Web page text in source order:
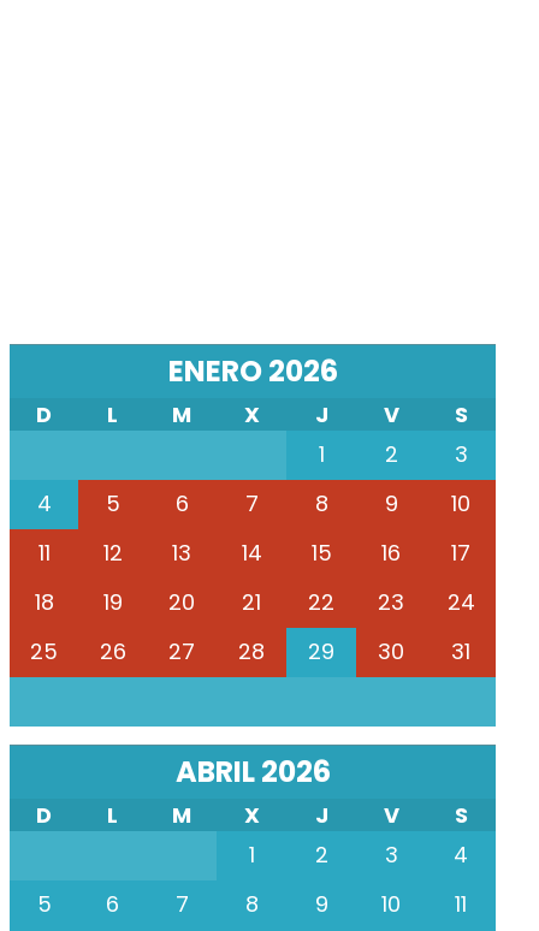
ENERO 2026
D L M X J V
S
1
2
3
4
5 6 7 8 9
10
11
12 13 14 15 16
17
18
19 20 21 22 23
24
25
26 27 28 29 30 31
ABRIL 2026
D L M X J V
S
1
2 3
4
5
6 7 8 9 10
11